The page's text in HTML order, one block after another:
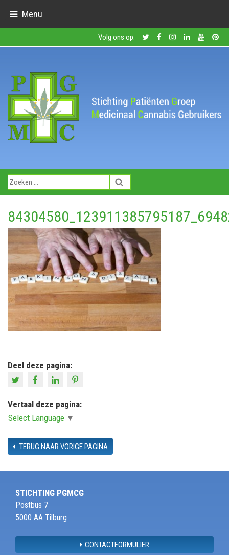
Menu
Volg ons op:
Deel deze pagina:
Vertaal deze pagina:
Select Language ▼
TERUG NAAR VORIGE PAGINA
STICHTING PGMCG
Postbus 7
5000 AA Tilburg
CONTACTFORMULIER